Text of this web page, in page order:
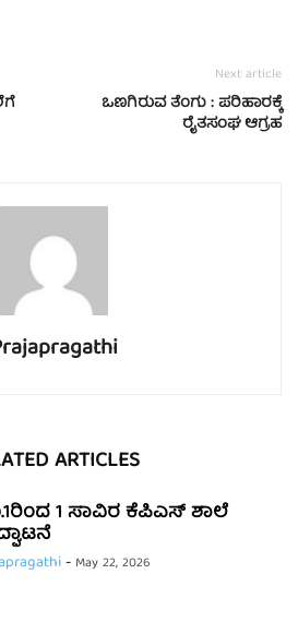
Next article
ಒಣಗಿರುವ ತೆಂಗು : ಪರಿಹಾರಕ್ಕೆ
ರೈತಸಂಘ ಆಗ್ರಹ
ARTICLES
1 ಸಾವಿರ ಕೆಪಿಎಸ್ ಶಾಲೆ
- May 22, 2026